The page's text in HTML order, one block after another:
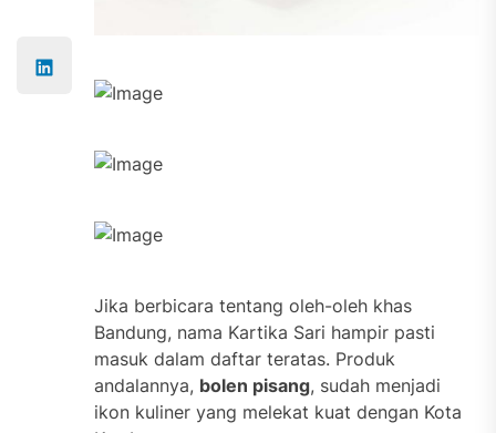
Jika berbicara tentang oleh-oleh khas
Bandung, nama Kartika Sari hampir pasti
masuk dalam daftar teratas. Produk
andalannya, bolen pisang, sudah menjadi
ikon kuliner yang melekat kuat dengan Kota